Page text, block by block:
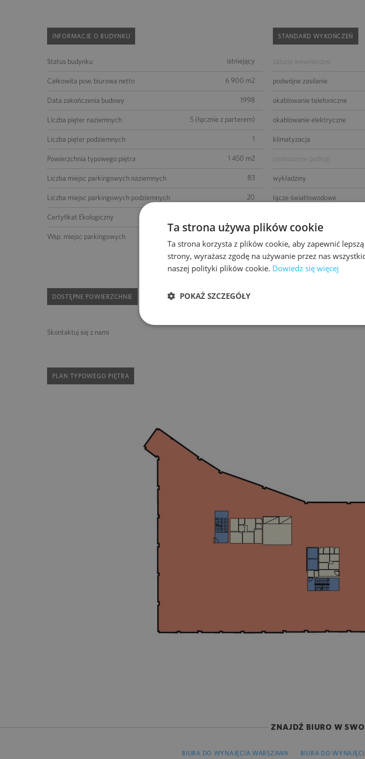
INFORMACJE O BUDYNKU
Status budynku istniejący
Całkowita pow. biurowa netto 6 900 m2
Data zakończenia budowy 1998
Liczba pięter naziemnych 5 (łącznie z parterem)
Liczba pięter podziemnych 1
Powierzchnia typowego piętra 1 450 m2
Liczba miejsc parkingowych naziemnych 83
Liczba miejsc parkingowych podziemnych 20
Certyfikat Ekologiczny
Wsp. miejsc parkingowych 1 miejsce na 75 m2 powierzchni
STANDARD WYKOŃCZEŃ
żaluzje wewnętrzne
podwójne zasilanie
okablowanie telefoniczne
okablowanie elektryczne
klimatyzacja
podnoszone podłogi
wykładziny
łącze światłowodowe
DOSTĘPNE POWIERZCHNIE
Skontaktuj się z nami
PLAN TYPOWEGO PIĘTRA
ZNAJDŹ BIURO W
BIURA DO WYNAJĘCIA WARSZAWA BIURA DO
Ta strona używa plików cookie
Ta strona korzysta z plików cookie, aby zapewnić
strony, wyrażasz zgodę na używanie przez nas
naszej polityki plików cookie. Dowiedz się więcej
POKAŻ SZCZEGÓŁY